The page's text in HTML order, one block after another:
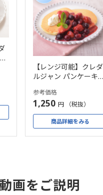
【レンジ可能】クレダ
ルジャン パンケーキ
参考価格
1,250 円 （税抜）
商品詳細をみる
画をご説明